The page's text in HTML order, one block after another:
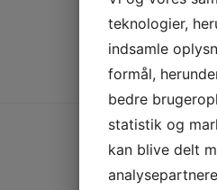
teknologier,
indsamle
formål,
bedre
statistik og
kan blive delt